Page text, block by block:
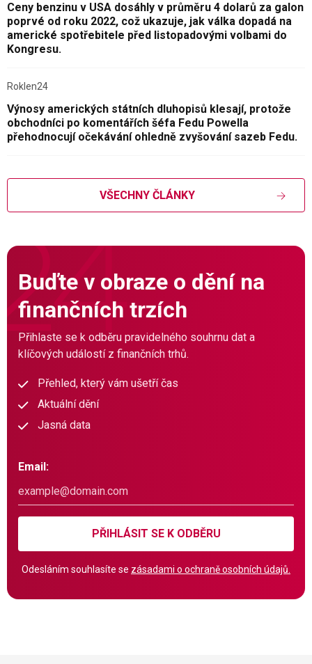
Ceny benzinu v USA dosáhly v průměru 4 dolarů za galon
poprvé od roku 2022, což ukazuje, jak válka dopadá na
americké spotřebitele před listopadovými volbami do
Kongresu.
Roklen24
Výnosy amerických státních dluhopisů klesají, protože
obchodníci po komentářích šéfa Fedu Powella
přehodnocují očekávání ohledně zvyšování sazeb Fedu.
VŠECHNY ČLÁNKY
Buďte v obraze o dění na
finančních trzích
Přihlaste se k odběru pravidelného souhrnu dat a
klíčových událostí z finančních trhů.
Přehled, který vám ušetří čas
Aktuální dění
Jasná data
Email:
PŘIHLÁSIT SE K ODBĚRU
Odesláním souhlasíte se zásadami o ochraně osobních údajů.